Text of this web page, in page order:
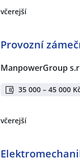
včerejší
Provozní
ManpowerGroup
35 000 – 45 000
včerejší